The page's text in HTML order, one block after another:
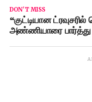
DON'T MISS
“குட்டியான
அண்ணியாரை பார்த்து